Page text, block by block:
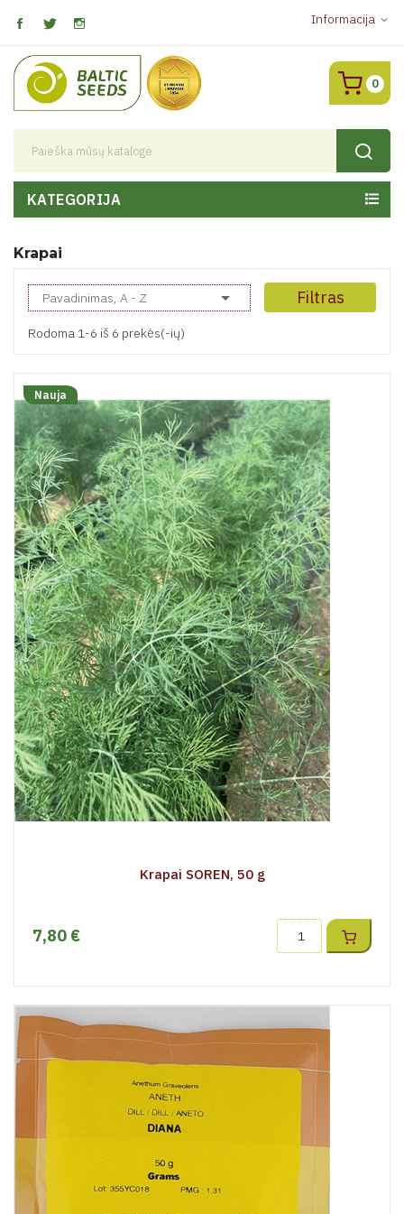
Informacija expand_more
0
KATEGORIJA
Krapai
Pavadinimas, A - Z  Filtras
Rodoma 1-6 iš 6 prekės(-ių)
Nauja
Krapai SOREN, 50 g
7,80 €